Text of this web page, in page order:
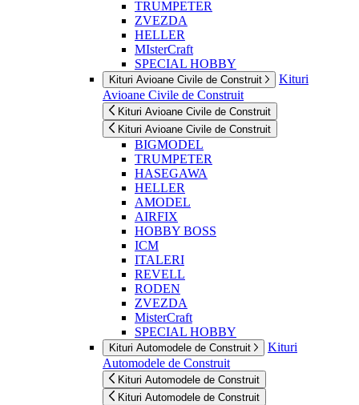
TRUMPETER
ZVEZDA
HELLER
MIsterCraft
SPECIAL HOBBY
Kituri Avioane Civile de Construit
Kituri
Avioane Civile de Construit
Kituri Avioane Civile de Construit
Kituri Avioane Civile de Construit
BIGMODEL
TRUMPETER
HASEGAWA
HELLER
AMODEL
AIRFIX
HOBBY BOSS
ICM
ITALERI
REVELL
RODEN
ZVEZDA
MisterCraft
SPECIAL HOBBY
Kituri Automodele de Construit
Kituri
Automodele de Construit
Kituri Automodele de Construit
Kituri Automodele de Construit